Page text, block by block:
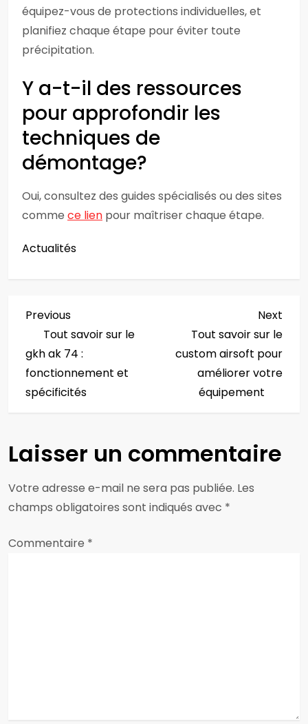
équipez-vous de protections individuelles, et
planifiez chaque étape pour éviter toute
précipitation.
Y a-t-il des ressources
pour approfondir les
techniques de
démontage?
Oui, consultez des guides spécialisés ou des sites
comme ce lien pour maîtriser chaque étape.
Actualités
N
a
v
g
a
t
i
Previous
Post
Previous
Tout savoir sur le
gkh ak 74 :
fonctionnement et
spécificités
Post
Next
Tout savoir sur le
custom airsoft pour
améliorer votre
équipement
Laisser un commentaire
Votre adresse e-mail ne sera pas publiée. Les
champs obligatoires sont indiqués avec *
Commentaire *